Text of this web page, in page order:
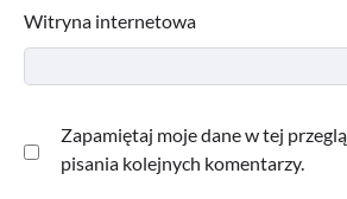
Witryna internetowa
Zapamiętaj moje dane w tej
pisania kolejnych komentarzy.